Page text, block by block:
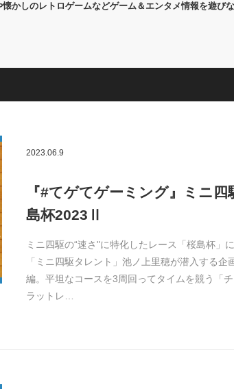
かしのレトロゲームなどゲーム＆エンタメ情報を遊び
2023.06.9
『#てゲてゲーミング』ミニ四
島杯2023Ⅱ
ミニ四駆の“速さ"に特化したレース「桜島杯」
「ミニ四駆タレント」池ノ上里穂が潜入する企
編。平坦なコースを3周回ってタイムを競う「
ラットレ…